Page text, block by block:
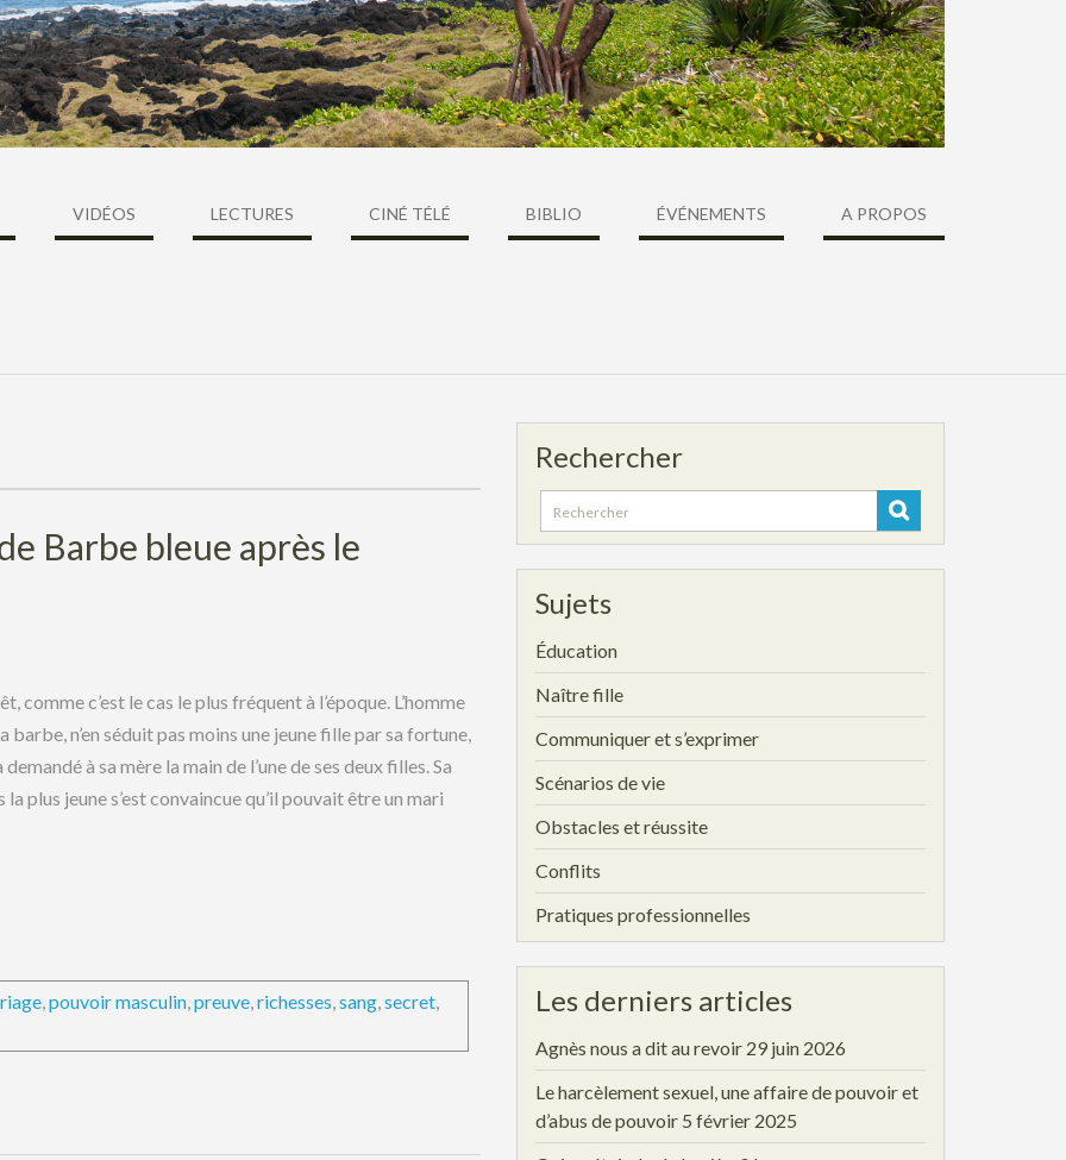
VIDÉOS LECTURES CINÉ TÉLÉ BIBLIO ÉVÉNEMENTS A PROPOS
Barbe bleue après le
comme c’est le cas le plus fréquent à l’époque. L’homme
n’en séduit pas moins une jeune fille par sa fortune,
à sa mère la main de l’une de ses deux filles. Sa
plus jeune s’est convaincue qu’il pouvait être un mari
,pouvoir masculin,preuve,richesses,sang,secret,
Rechercher
Search
for:
Sujets
Éducation
Naître fille
Communiquer et s’exprimer
Scénarios de vie
Obstacles et réussite
Conflits
Pratiques professionnelles
Les derniers articles
Agnès nous a dit au revoir 29 juin 2026
Le harcèlement sexuel, une affaire de pouvoir et
d’abus de pouvoir 5 février 2025